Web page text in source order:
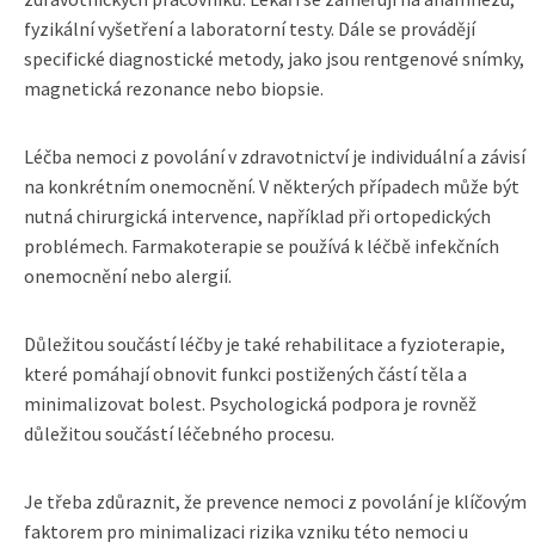
fyzikální vyšetření a laboratorní testy. Dále se provádějí
specifické diagnostické metody, jako jsou rentgenové snímky,
magnetická rezonance nebo biopsie.
Léčba nemoci z povolání v zdravotnictví je individuální a závisí
na konkrétním onemocnění. V některých případech může být
nutná chirurgická intervence, například při ortopedických
problémech. Farmakoterapie se používá k léčbě infekčních
onemocnění nebo alergií.
Důležitou součástí léčby je také rehabilitace a fyzioterapie,
které pomáhají obnovit funkci postižených částí těla a
minimalizovat bolest. Psychologická podpora je rovněž
důležitou součástí léčebného procesu.
Je třeba zdůraznit, že prevence nemoci z povolání je klíčovým
faktorem pro minimalizaci rizika vzniku této nemoci u